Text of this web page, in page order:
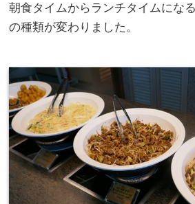
朝食タイムからランチタイムにな
の種類が変わりました。